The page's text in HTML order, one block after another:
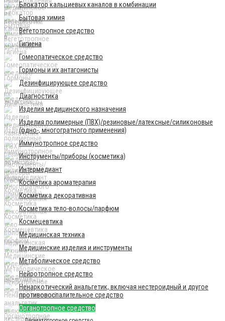
Блокатор кальциевых каналов в комбинации
Бытовая химия
Вегетотропное средство
Гигиена
Гомеопатическое средство
Гормоны и их антагонисты
Дезинфицирующее средство
Диагностика
Изделия медицинского назначения
Изделия полимерные (ПВХ)/резиновые/латексные/силиконовые
(одно-, многогратного применения)
Иммунотропное средство
Инструменты/приборы (косметика)
Интермедиант
Косметика ароматерапия
Косметика декоративная
Косметика тело-волосы/парфюм
Космецевтика
Медицинская техника
Медицинские изделия и инструменты
Метаболическое средство
Нейротропное средство
Ненаркотический анальгетик, включая нестероидный и другое
противовоспалительное средство
Органотропное средство